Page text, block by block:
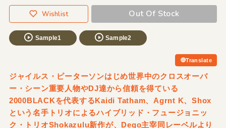
Wishlist Out Of Stock
Sample1 Sample2
Translate
ジャイルス・ピーターソンはじめ世界中のクロスオーバ
ー・シーン重要人物やDJ達から信頼を得ている
2000BLACKを代表するKaidi Tatham、Agrnt K、Shox
という名手トリオによるハイブリッド・フュージョニッ
ク・トリオShokazulu新作が、Dego主宰同レーベルより